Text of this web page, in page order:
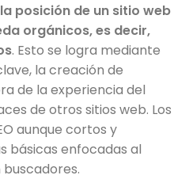
posición de un sitio web
orgánicos, es decir,
. Esto se logra mediante
la creación de
de la experiencia del
de otros sitios web. Los
aunque cortos y
básicas enfocadas al